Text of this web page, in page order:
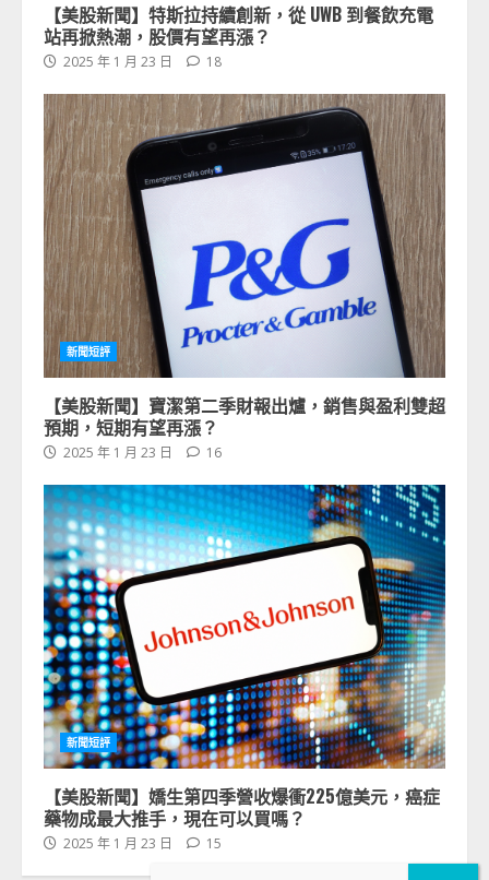
【美股新聞】特斯拉持續創新，從 UWB 到餐飲充電
站再掀熱潮，股價有望再漲？
2025 年 1 月 23 日 18
新聞短評
【美股新聞】寶潔第二季財報出爐，銷售與盈利雙超
預期，短期有望再漲？
2025 年 1 月 23 日 16
新聞短評
【美股新聞】嬌生第四季營收爆衝225億美元，癌症
藥物成最大推手，現在可以買嗎？
2025 年 1 月 23 日 15